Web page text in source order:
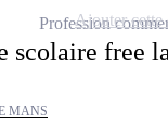
scolaire free
MANS
ProfessionAjouter cette